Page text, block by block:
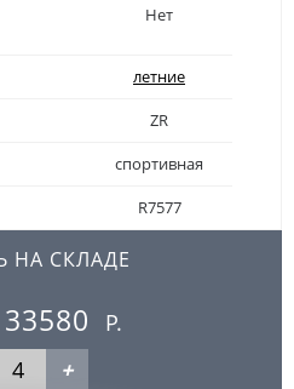
Нет
летние
ZR
спортивная
R7577
НА СКЛАДЕ
33580
Р.
+